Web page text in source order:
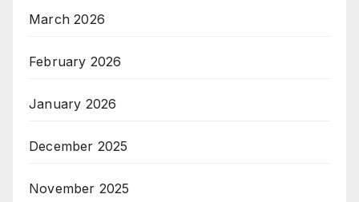
March 2026
February 2026
January 2026
December 2025
November 2025